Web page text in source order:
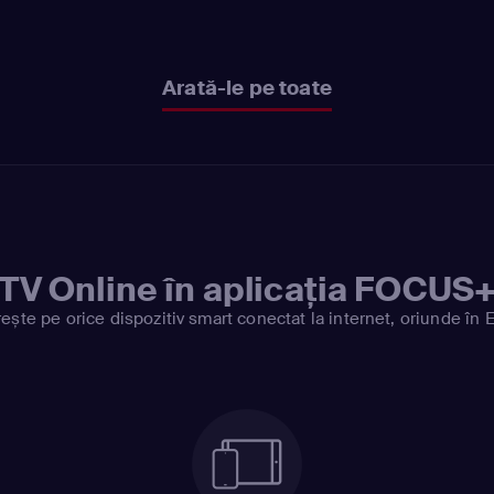
Arată-le pe toate
Online în aplicația FOCUS+
pe orice dispozitiv smart conectat la internet, oriunde în